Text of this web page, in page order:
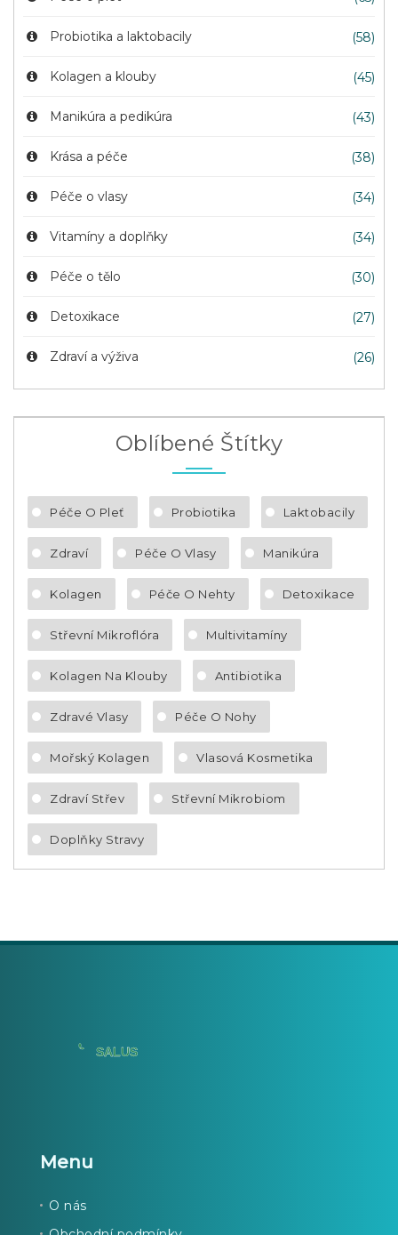
Probiotika a laktobacily (58)
Kolagen a klouby (45)
Manikúra a pedikúra (43)
Krása a péče (38)
Péče o vlasy (34)
Vitamíny a doplňky (34)
Péče o tělo (30)
Detoxikace (27)
Zdraví a výživa (26)
Oblíbené Štítky
Péče O Pleť Probiotika Laktobacily
Zdraví Péče O Vlasy Manikúra
Kolagen Péče O Nehty Detoxikace
Střevní Mikroflóra Multivitamíny
Kolagen Na Klouby Antibiotika
Zdravé Vlasy Péče O Nohy
Mořský Kolagen Vlasová Kosmetika
Zdraví Střev Střevní Mikrobiom
Doplňky Stravy
Menu
O nás